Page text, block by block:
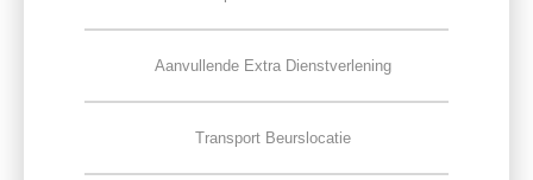
Aanvullende Extra Dienstverlening
Transport Beurslocatie